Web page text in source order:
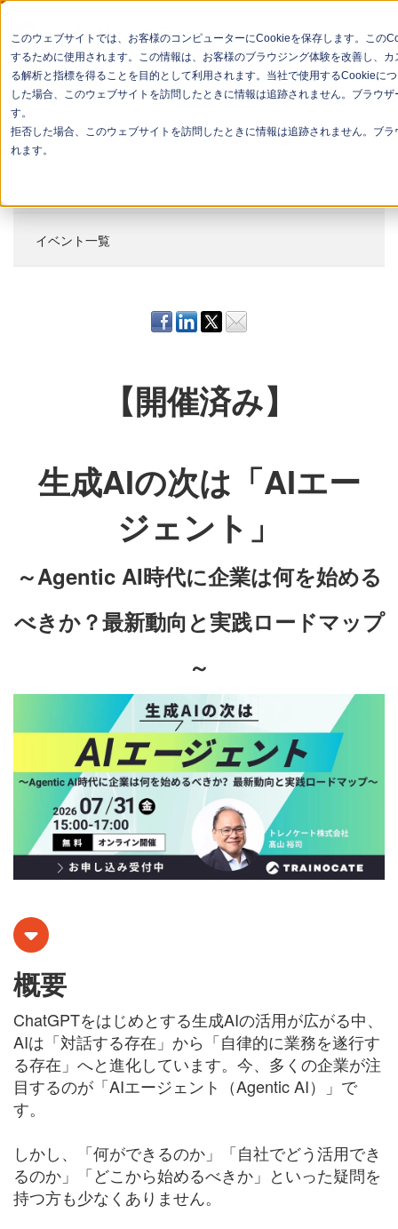
このウェブサイトでは、お客様のコンピューターにCookieを保存します。この
するために使用されます。この情報は、お客様のブラウジング体験を改善し、
る解析と指標を得ることを目的として利用されます。当社で使用するCookieに
した場合、このウェブサイトを訪問したときに情報は追跡されません。ブラウ
す。
拒否した場合、このウェブサイトを訪問したときに情報は追跡されません。ブ
れます。
会社概要
お問い合わせ
イベント一覧
【開催済み】
生成AIの次は「AIエー
ジェント」
～Agentic AI時代に企業は何を始める
べきか？最新動向と実践ロードマップ
～
概要
ChatGPTをはじめとする生成AIの活用が広がる中、
AIは「対話する存在」から「自律的に業務を遂行す
る存在」へと進化しています。今、多くの企業が注
目するのが「AIエージェント（Agentic AI）」で
す。
しかし、「何ができるのか」「自社でどう活用でき
るのか」「どこから始めるべきか」といった疑問を
持つ方も少なくありません。